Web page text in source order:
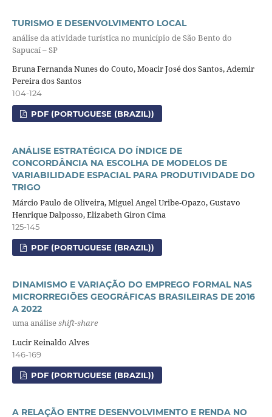
TURISMO E DESENVOLVIMENTO LOCAL
análise da atividade turística no município de São Bento do
Sapucaí – SP
Bruna Fernanda Nunes do Couto, Moacir José dos Santos, Ademir
Pereira dos Santos
104-124
PDF (PORTUGUESE (BRAZIL))
ANÁLISE ESTRATÉGICA DO ÍNDICE DE
CONCORDÂNCIA NA ESCOLHA DE MODELOS DE
VARIABILIDADE ESPACIAL PARA PRODUTIVIDADE DO
TRIGO
Márcio Paulo de Oliveira, Miguel Angel Uribe-Opazo, Gustavo
Henrique Dalposso, Elizabeth Giron Cima
125-145
PDF (PORTUGUESE (BRAZIL))
DINAMISMO E VARIAÇÃO DO EMPREGO FORMAL NAS
MICRORREGIÕES GEOGRÁFICAS BRASILEIRAS DE 2016
A 2022
uma análiseshift-share
Lucir Reinaldo Alves
146-169
PDF (PORTUGUESE (BRAZIL))
A RELAÇÃO ENTRE DESENVOLVIMENTO E RENDA NO